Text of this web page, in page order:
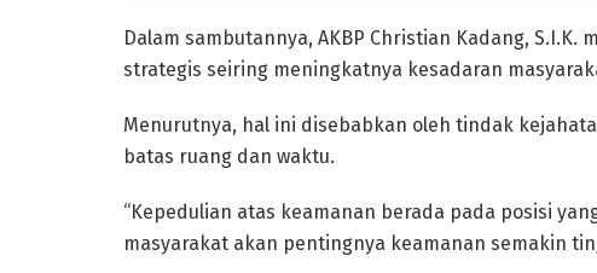
Dalam sambutannya, AKBP Christian Kadang,
strategis seiring meningkatnya kesadaran
Menurutnya, hal ini disebabkan oleh tindak
batas ruang dan waktu.
“Kepedulian atas keamanan berada pada posisi
masyarakat akan pentingnya keamanan semakin